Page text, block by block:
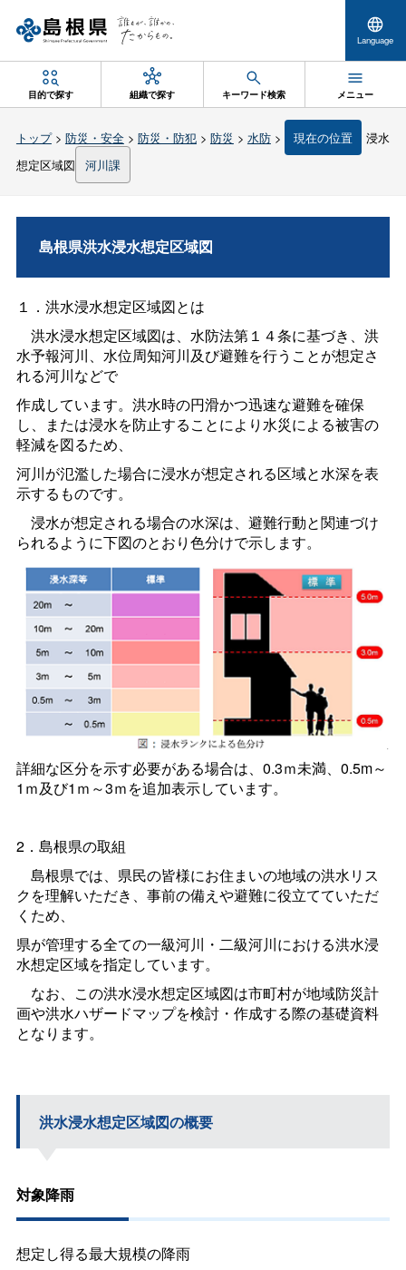
Language
目的で探す 組織で探す キーワード検索 メニュー
トップ> 防災・安全> 防災・防犯> 防災 > 水防> 現在の位置
浸水
想定区域図
河川課
島根県洪水浸水想定区域図
１．洪水浸水想定区域図とは
洪水浸水想定区域図は、水防法第１４条に基づき、洪
水予報河川、水位周知河川及び避難を行うことが想定さ
れる河川などで
作成しています。洪水時の円滑かつ迅速な避難を確保
し、または浸水を防止することにより水災による被害の
軽減を図るため、
河川が氾濫した場合に浸水が想定される区域と水深を表
示するものです。
浸水が想定される場合の水深は、避難行動と関連づけ
られるように下図のとおり色分けで示します。
詳細な区分を示す必要がある場合は、0.3ｍ未満、0.5m～
1ｍ及び1ｍ～3ｍを追加表示しています。
2．島根県の取組
島根県では、県民の皆様にお住まいの地域の洪水リス
クを理解いただき、事前の備えや避難に役立てていただ
くため、
県が管理する全ての一級河川・二級河川における洪水浸
水想定区域を指定しています。
なお、この洪水浸水想定区域図は市町村が地域防災計
画や洪水ハザードマップを検討・作成する際の基礎資料
となります。
洪水浸水想定区域図の概要
対象降雨
想定し得る最大規模の降雨